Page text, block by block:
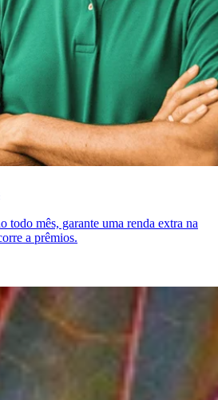
todo mês, garante uma renda extra na
a prêmios.